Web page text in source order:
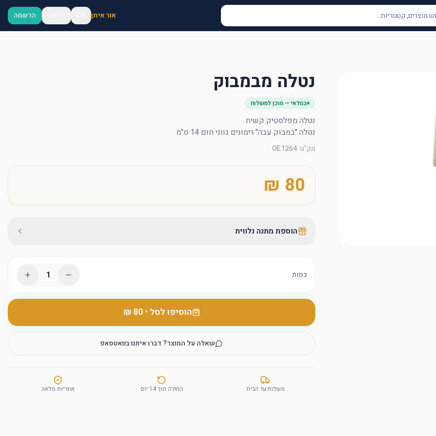
אור איתן הרשמה
נטלה מבמבוק
במלאי — מוכן למשלוח
נטלה "במבוק עבה" רימונים גווני חום 14 ס"מ
מק"ט:
OE1264
הוספת מתנה נלווית
כמות 1
הוסיפו לסל •
‏80 ₪
שאלה על המוצר? דברו איתנו בוואטסאפ
משלוח עד הבית החזרה תוך 14 יום אחריות מלאה